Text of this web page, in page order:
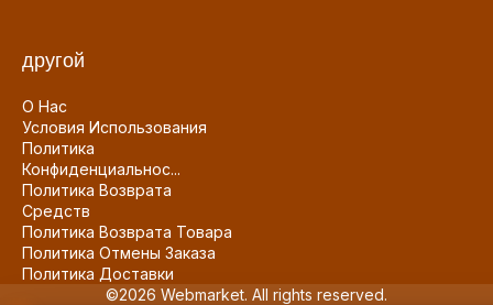
другой
О Нас
Условия Использования
Политика
Конфиденциальнос...
Политика Возврата
Средств
Политика Возврата Товара
Политика Отмены Заказа
Политика Доставки
©2026 Webmarket. All rights reserved.